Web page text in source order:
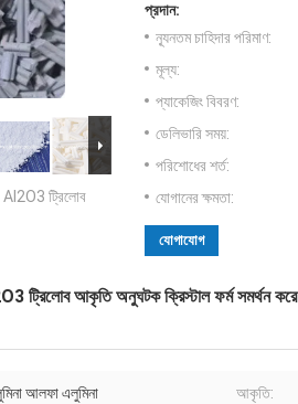
Al2O3 ট্রিলোব
প্রদান:
ন্যূনতম চাহিদার পরিমাণ:
মূল্য:
প্যাকেজিং বিবরণ:
ডেলিভারি সময়:
পরিশোধের শর্ত:
যোগানের ক্ষমতা:
যোগাযোগ
ট্রিলোব আকৃতি অনুঘটক ক্রিস্টাল ফর্ম সমর্থন করে
আলফা এলুমিনা আকৃতি: